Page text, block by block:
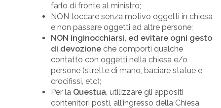
farlo di fronte al ministro;
NON toccare senza motivo oggetti in chiesa
e non passare oggetti ad altre persone;
NON inginocchiarsi, ed evitare ogni gesto
di devozione che comporti qualche
contatto con oggetti nella chiesa e/o
persone (strette di mano, baciare statue e
crocifissi, etc);
Per la Questua , utilizzare gli appositi
contenitori posti, all’ingresso della Chiesa,